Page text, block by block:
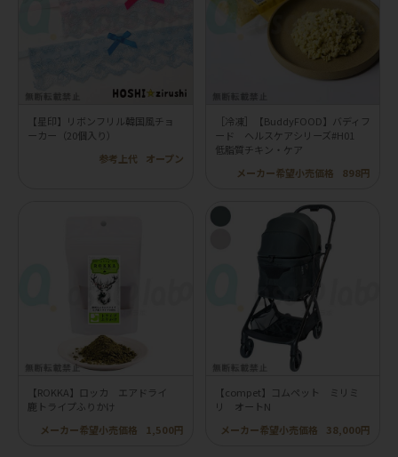
【星印】リボンフリル韓国風チョ
ーカー（20個入り）
参考上代
オープン
［冷凍］【BuddyFOOD】バディフ
ード ヘルスケアシリーズ#H01
低脂質チキン・ケア
メーカー希望小売価格
898円
【ROKKA】ロッカ エアドライ
鹿トライプふりかけ
メーカー希望小売価格
1,500円
【compet】コムペット ミリミ
リ オートN
メーカー希望小売価格
38,000円